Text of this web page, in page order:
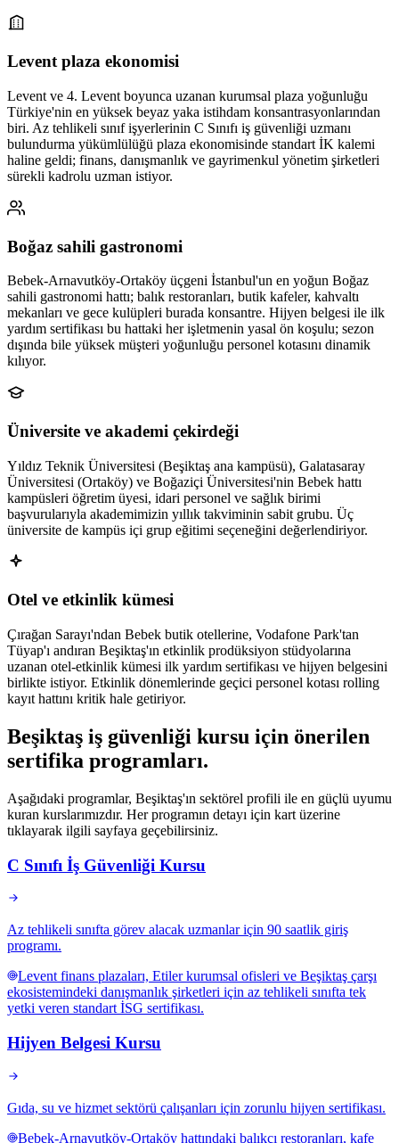
Levent plaza ekonomisi
Levent ve 4. Levent boyunca uzanan kurumsal plaza yoğunluğu
Türkiye'nin en yüksek beyaz yaka istihdam konsantrasyonlarından
biri. Az tehlikeli sınıf işyerlerinin C Sınıfı iş güvenliği uzmanı
bulundurma yükümlülüğü plaza ekonomisinde standart İK kalemi
haline geldi; finans, danışmanlık ve gayrimenkul yönetim şirketleri
sürekli kadrolu uzman istiyor.
Boğaz sahili gastronomi
Bebek-Arnavutköy-Ortaköy üçgeni İstanbul'un en yoğun Boğaz
sahili gastronomi hattı; balık restoranları, butik kafeler, kahvaltı
mekanları ve gece kulüpleri burada konsantre. Hijyen belgesi ile ilk
yardım sertifikası bu hattaki her işletmenin yasal ön koşulu; sezon
dışında bile yüksek müşteri yoğunluğu personel kotasını dinamik
kılıyor.
Üniversite ve akademi çekirdeği
Yıldız Teknik Üniversitesi (Beşiktaş ana kampüsü), Galatasaray
Üniversitesi (Ortaköy) ve Boğaziçi Üniversitesi'nin Bebek hattı
kampüsleri öğretim üyesi, idari personel ve sağlık birimi
başvurularıyla akademimizin yıllık takviminin sabit grubu. Üç
üniversite de kampüs içi grup eğitimi seçeneğini değerlendiriyor.
Otel ve etkinlik kümesi
Çırağan Sarayı'ndan Bebek butik otellerine, Vodafone Park'tan
Tüyap'ı andıran Beşiktaş'ın etkinlik prodüksiyon stüdyolarına
uzanan otel-etkinlik kümesi ilk yardım sertifikası ve hijyen belgesini
birlikte istiyor. Etkinlik dönemlerinde geçici personel kotası rolling
kayıt hattını kritik hale getiriyor.
Beşiktaş iş güvenliği kursu için önerilen
sertifika programları.
Aşağıdaki programlar, Beşiktaş'ın sektörel profili ile en güçlü uyumu
kuran kurslarımızdır. Her programın detayı için kart üzerine
tıklayarak ilgili sayfaya geçebilirsiniz.
C Sınıfı İş Güvenliği Kursu
Az tehlikeli sınıfta görev alacak uzmanlar için 90 saatlik giriş
programı.
Levent finans plazaları, Etiler kurumsal ofisleri ve Beşiktaş çarşı
ekosistemindeki danışmanlık şirketleri için az tehlikeli sınıfta tek
yetki veren standart İSG sertifikası.
Hijyen Belgesi Kursu
Gıda, su ve hizmet sektörü çalışanları için zorunlu hijyen sertifikası.
Bebek-Arnavutköy-Ortaköy hattındaki balıkçı restoranları, kafe